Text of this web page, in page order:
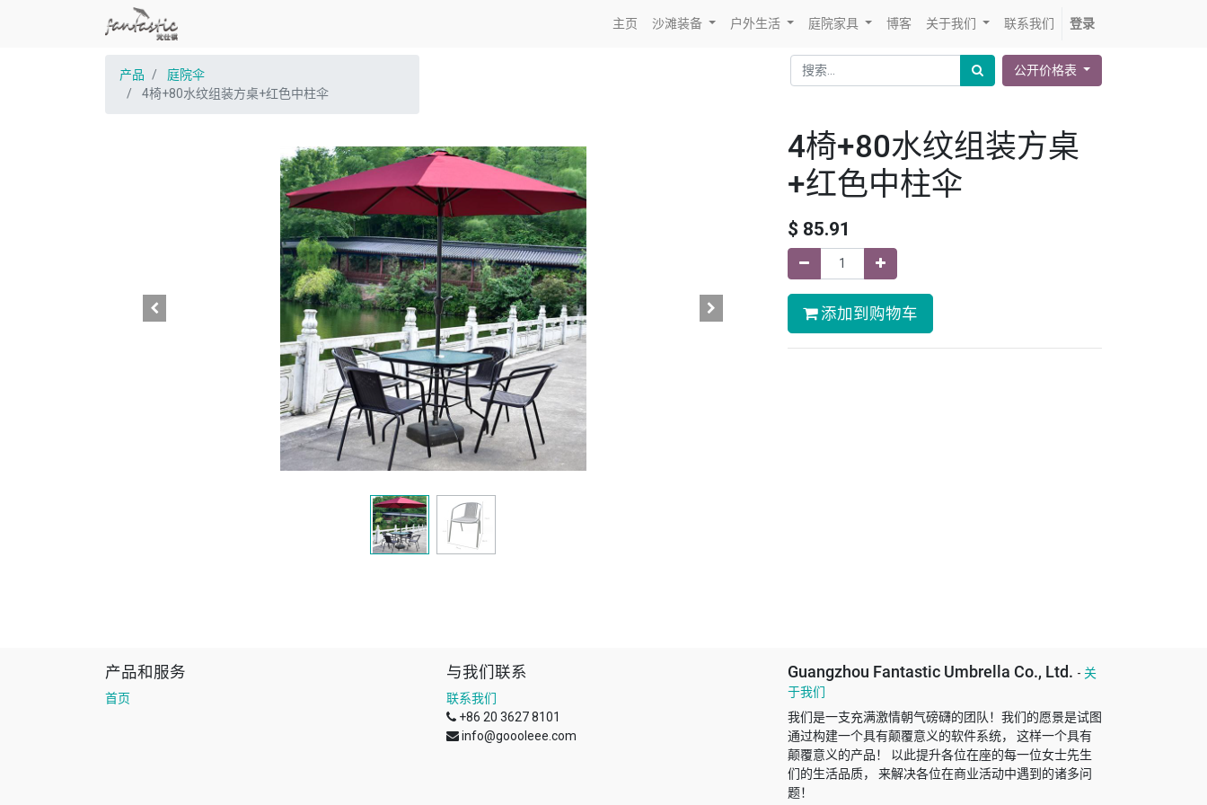
主页 沙滩装备 户外生活 庭院家具 博客 关于我们 联系我们 登录
产品
庭院伞
4椅+80水纹组装方桌+红色中柱伞
公开价格表
4椅+80水纹组装方桌
+红色中柱伞
$ 85.91
添加到购物车
产品和服务
首页
与我们联系
联系我们
+86 20 3627 8101
info@goooleee.com
Guangzhou Fantastic Umbrella Co., Ltd. - 关
于我们
我们是一支充满激情朝气磅礴的团队！我们的愿景是试图
通过构建一个具有颠覆意义的软件系统， 这样一个具有
颠覆意义的产品！ 以此提升各位在座的每一位女士先生
们的生活品质， 来解决各位在商业活动中遇到的诸多问
题！